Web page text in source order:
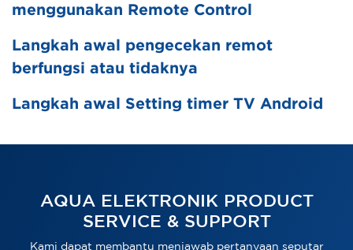
menggunakan Remote Control
Langkah awal pengecekan remot
berfungsi atau tidaknya
Langkah awal Setting timer TV Android
AQUA ELEKTRONIK PRODUCT
SERVICE & SUPPORT
Kami dapat membantu menjawab pertanyaan seputar